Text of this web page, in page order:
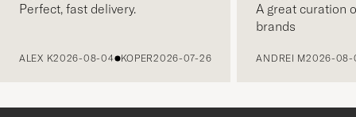
Perfect, fast delivery.
ALEX K2026-08-04 KOPER2026-07-26
A great curation
brands
ANDREI M2026-08-